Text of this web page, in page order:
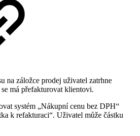
na záložce prodej uživatel zatrhne
má přefakturovat klientovi.
systém „Nákupní cenu bez DPH“
k refakturaci“. Uživatel může částku